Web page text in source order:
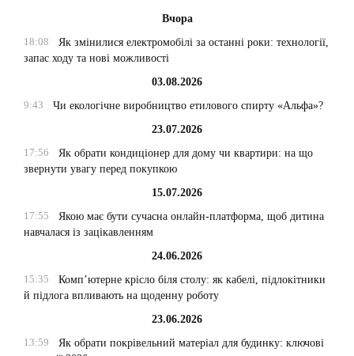
Вчора
18:08
Як змінилися електромобілі за останні роки: технології,
запас ходу та нові можливості
03.08.2026
9:43
Чи екологічне виробництво етилового спирту «Альфа»?
23.07.2026
17:56
Як обрати кондиціонер для дому чи квартири: на що
звернути увагу перед покупкою
15.07.2026
17:55
Якою має бути сучасна онлайн-платформа, щоб дитина
навчалася із зацікавленням
24.06.2026
15:35
Комп’ютерне крісло біля столу: як кабелі, підлокітники
й підлога впливають на щоденну роботу
23.06.2026
13:59
Як обрати покрівельний матеріал для будинку: ключові